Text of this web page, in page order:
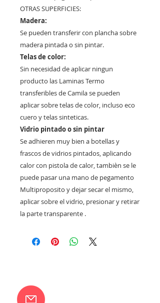
OTRAS SUPERFICIES:
Madera:
Se pueden transferir con plancha sobre
madera pintada o sin pintar.
Telas de color:
Sin necesidad de aplicar ningun
producto las Laminas Termo
transferibles de Camila se pueden
aplicar sobre telas de color, incluso eco
cuero y telas sinteticas.
Vidrio pintado o sin pintar
Se adhieren muy bien a botellas y
frascos de vidrios pintados, aplicando
calor con pistola de calor, tambièn se le
puede pasar una mano de pegamento
Multiproposito y dejar secar el mismo,
aplicar sobre el vidrio, presionar y retirar
la parte transparente .